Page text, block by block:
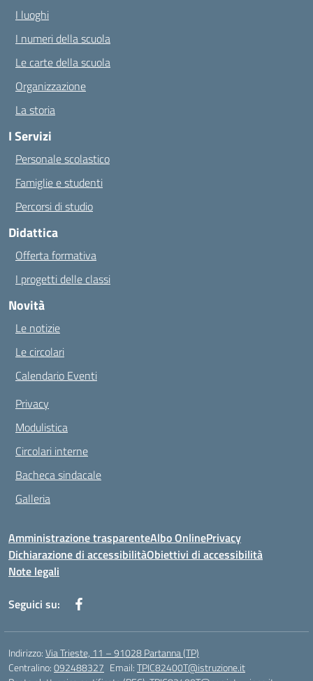
I luoghi
I numeri della scuola
Le carte della scuola
Organizzazione
La storia
I Servizi
Personale scolastico
Famiglie e studenti
Percorsi di studio
Didattica
Offerta formativa
I progetti delle classi
Novità
Le notizie
Le circolari
Calendario Eventi
Privacy
Modulistica
Circolari interne
Bacheca sindacale
Galleria
Amministrazione trasparenteAlbo OnlinePrivacy
Dichiarazione di accessibilitàObiettivi di accessibilità
Note legali
Seguici su:
Indirizzo:Via Trieste, 11 – 91028 Partanna (TP)
Centralino:092488327 Email:TPIC82400T@istruzione.it